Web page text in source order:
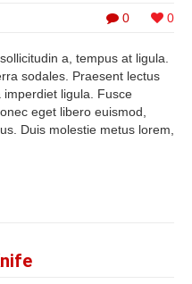
0 0
a, tempus at ligula.
sodales. Praesent lectus
ligula. Fusce
eget libero euismod,
Duis molestie metus lorem,